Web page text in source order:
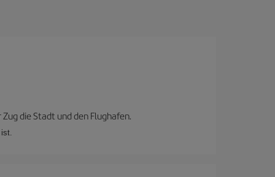
die Stadt und den Flughafen.
ist.